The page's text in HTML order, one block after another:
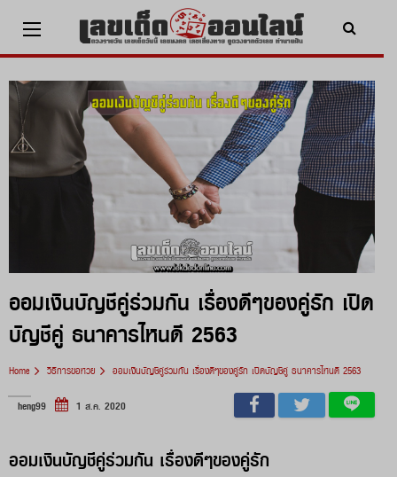
content
ออมเงินบัญชีคู่ร่วมกัน เรื่องดีๆของคู่รัก เปิด
บัญชีคู่ ธนาคารไหนดี 2563
Home วิธีการขอหวย ออมเงินบัญชีคู่ร่วมกัน เรื่องดีๆของคู่รัก เปิดบัญชีคู่ ธนาคารไหนดี 2563
heng99 1 ส.ค. 2020
ออมเงินบัญชีคู่ร่วมกัน เรื่องดีๆของคู่รัก
x ปิดโฆษณา